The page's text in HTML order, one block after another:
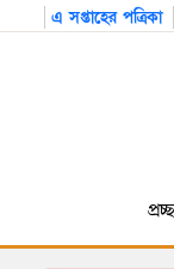
এ সপ্তাহের পত্রিকা